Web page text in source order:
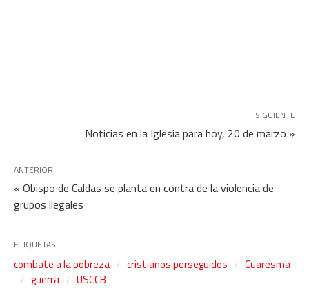
SIGUIENTE
Noticias en la Iglesia para hoy, 20 de marzo »
ANTERIOR
« Obispo de Caldas se planta en contra de la violencia de
grupos ilegales
ETIQUETAS:
combate a la pobreza cristianos perseguidos
Cuaresma
guerra
USCCB